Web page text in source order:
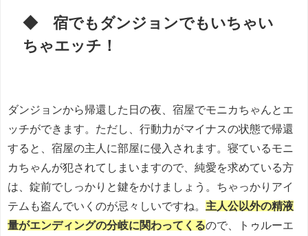
◆ 宿でもダンジョンでもいちゃい
ちゃエッチ！
ダンジョンから帰還した日の夜、宿屋でモニカちゃんとエ
ッチができます。ただし、行動力がマイナスの状態で帰還
すると、宿屋の主人に部屋に侵入されます。寝ているモニ
カちゃんが犯されてしまいますので、純愛を求めている方
は、錠前でしっかりと鍵をかけましょう。ちゃっかりアイ
テムも盗んでいくのが忌々しいですね。 主人公以外の精液
量がエンディングの分岐に関わってくるので、トゥルーエ